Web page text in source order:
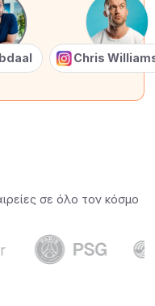
Chris
σε όλο τον κόσμο